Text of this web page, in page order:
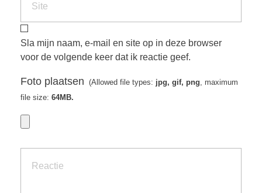
Sla mijn naam, e-mail en site op in deze browser
voor de volgende keer dat ik reactie geef.
Foto plaatsen (Allowed file types: jpg, gif, png, maximum
file size: 64MB.